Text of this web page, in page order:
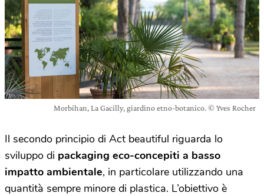
Morbihan, La Gacilly, giardino etno-botanico. © Yves Rocher
Il secondo principio di Act beautiful riguarda lo
sviluppo di packaging eco-concepiti a basso
impatto ambientale, in particolare utilizzando una
quantità sempre minore di plastica. L’obiettivo è